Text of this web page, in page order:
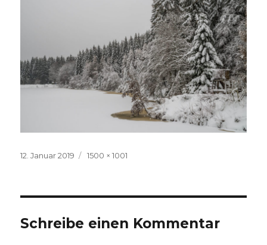
Veröffentlicht
12. Januar 2019
Volle
1500 × 1001
Schreibe einen Kommentar